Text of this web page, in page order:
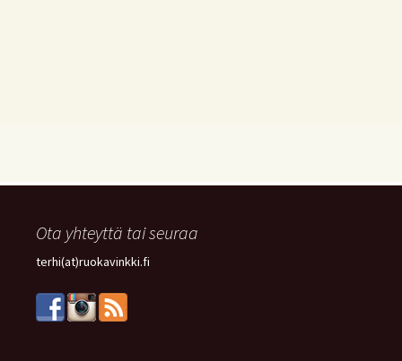
Ota yhteyttä tai seuraa
terhi(at)ruokavinkki.fi